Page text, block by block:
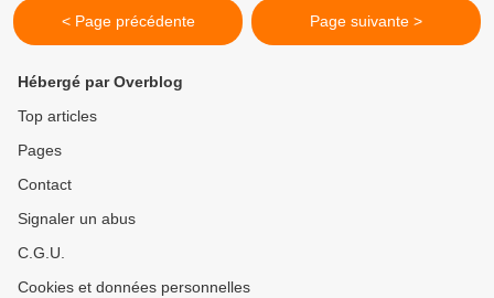
< Page précédente Page suivante >
Hébergé par Overblog
Top articles
Pages
Contact
Signaler un abus
C.G.U.
Cookies et données personnelles